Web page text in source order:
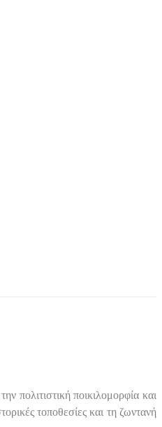
πολιτιστική ποικιλομορφία και
τοποθεσίες και τη ζωντανή